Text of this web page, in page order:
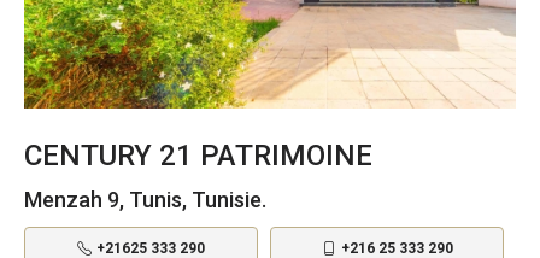
CENTURY 21 PATRIMOINE
Menzah 9, Tunis, Tunisie.
+21625 333 290 +216 25 333 290